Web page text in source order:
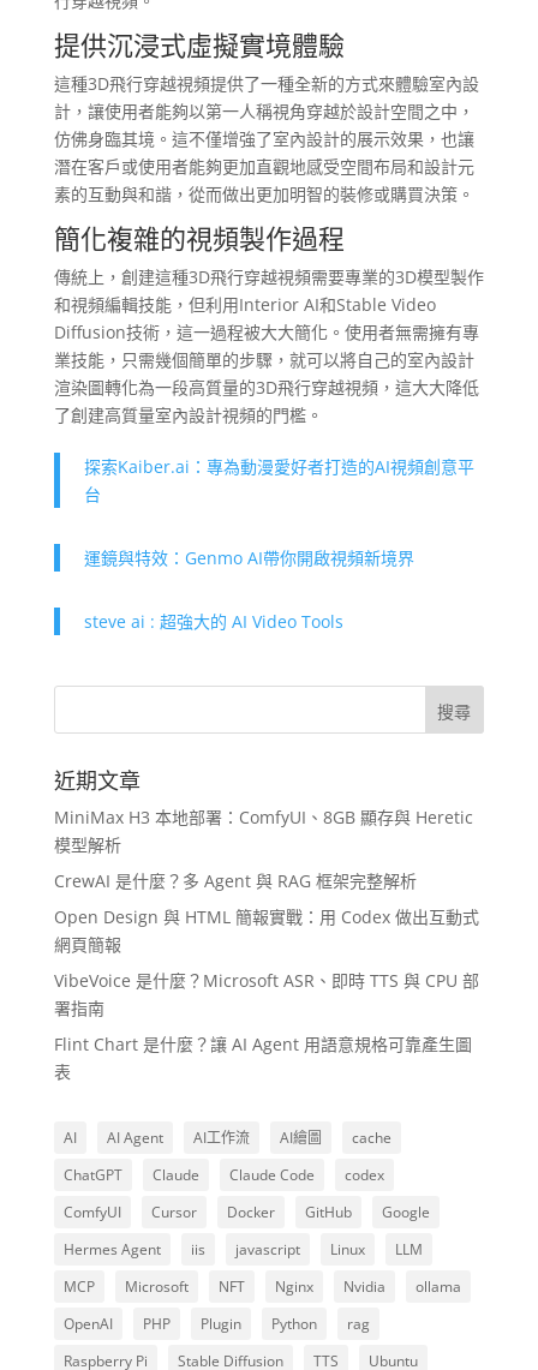
提供沉浸式虛擬實境體驗
這種3D飛行穿越視頻提供了一種全新的方式來體驗室內設
計，讓使用者能夠以第一人稱視角穿越於設計空間之中，
仿佛身臨其境。這不僅增強了室內設計的展示效果，也讓
潛在客戶或使用者能夠更加直觀地感受空間布局和設計元
素的互動與和諧，從而做出更加明智的裝修或購買決策。
簡化複雜的視頻製作過程
傳統上，創建這種3D飛行穿越視頻需要專業的3D模型製作
和視頻編輯技能，但利用Interior AI和Stable Video
Diffusion技術，這一過程被大大簡化。使用者無需擁有專
業技能，只需幾個簡單的步驟，就可以將自己的室內設計
渲染圖轉化為一段高質量的3D飛行穿越視頻，這大大降低
了創建高質量室內設計視頻的門檻。
探索Kaiber.ai：專為動漫愛好者打造的AI視頻創意平
台
運鏡與特效：Genmo AI帶你開啟視頻新境界
steve ai : 超強大的 AI Video Tools
近期文章
MiniMax H3 本地部署：ComfyUI、8GB 顯存與 Heretic
模型解析
CrewAI 是什麼？多 Agent 與 RAG 框架完整解析
Open Design 與 HTML 簡報實戰：用 Codex 做出互動式
網頁簡報
VibeVoice 是什麼？Microsoft ASR、即時 TTS 與 CPU 部
署指南
Flint Chart 是什麼？讓 AI Agent 用語意規格可靠產生圖
表
AI AI Agent AI工作流 AI繪圖
cache
ChatGPT
Claude Claude Code
codex
ComfyUI
Cursor Docker GitHub
Google
Hermes Agent
iis javascript Linux
LLM
MCP
Microsoft NFT Nginx Nvidia
ollama
OpenAI
PHP Plugin Python
rag
Raspberry Pi
Stable Diffusion TTS Ubuntu